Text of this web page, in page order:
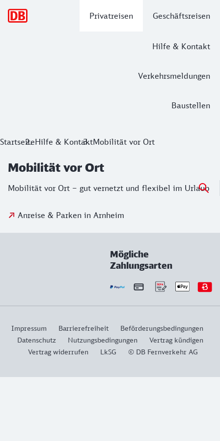
Privatreisen Geschäftsreisen
Hilfe & Kontakt
Verkehrsmeldungen
Baustellen
StartseiteHilfe & KontaktMobilität vor Ort
Mobilität vor Ort
Mobilität vor Ort – gut vernetzt und flexibel im Urlaub
Anreise & Parken in Arnheim
Mögliche
Zahlungsarten
Impressum Barrierefreiheit
Beförderungsbedingungen
Datenschutz
Nutzungsbedingungen
Vertrag kündigen
Vertrag widerrufen
LkSG © DB Fernverkehr AG